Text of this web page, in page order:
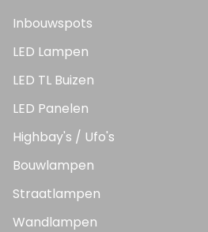
Inbouwspots
LED Lampen
LED TL Buizen
LED Panelen
Highbay's / Ufo's
Bouwlampen
Straatlampen
Wandlampen